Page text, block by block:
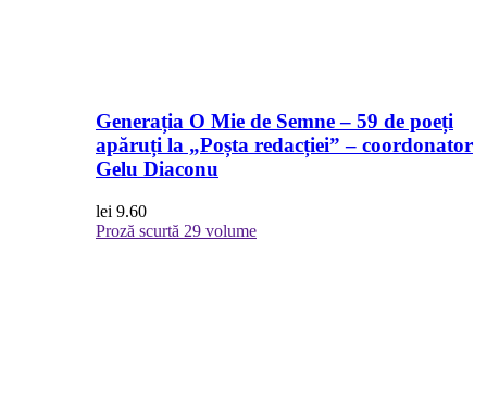
Generația O Mie de Semne – 59 de poeți
apăruți la „Poșta redacției” – coordonator
Gelu Diaconu
lei 9.60
Proză scurtă 29 volume